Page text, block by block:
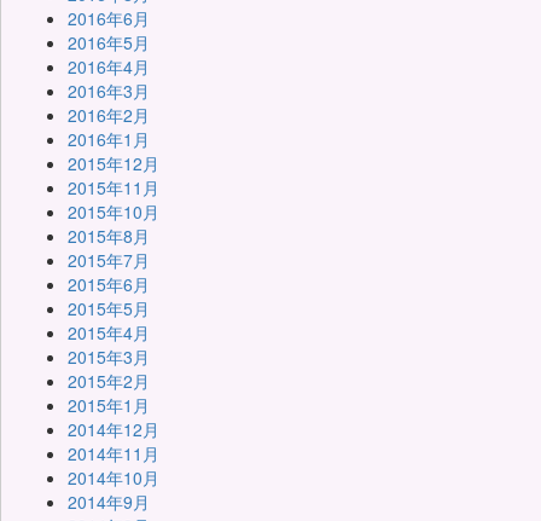
2016年6月
2016年5月
2016年4月
2016年3月
2016年2月
2016年1月
2015年12月
2015年11月
2015年10月
2015年8月
2015年7月
2015年6月
2015年5月
2015年4月
2015年3月
2015年2月
2015年1月
2014年12月
2014年11月
2014年10月
2014年9月